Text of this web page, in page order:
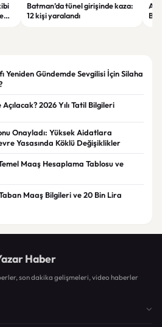
Batman’da tünel girişinde kaza:
12 kişi yaralandı
Yeniden Gündemde Sevgilisi İçin Silaha
2026 Yılı Tatil Bilgileri
Onayladı: Yüksek Aidatlara
Yasasında Köklü Değişiklikler
Maaş Hesaplama Tablosu ve
Maaş Bilgileri ve 20 Bin Lira
Haber
son dakika gelişmeleri, video haberler